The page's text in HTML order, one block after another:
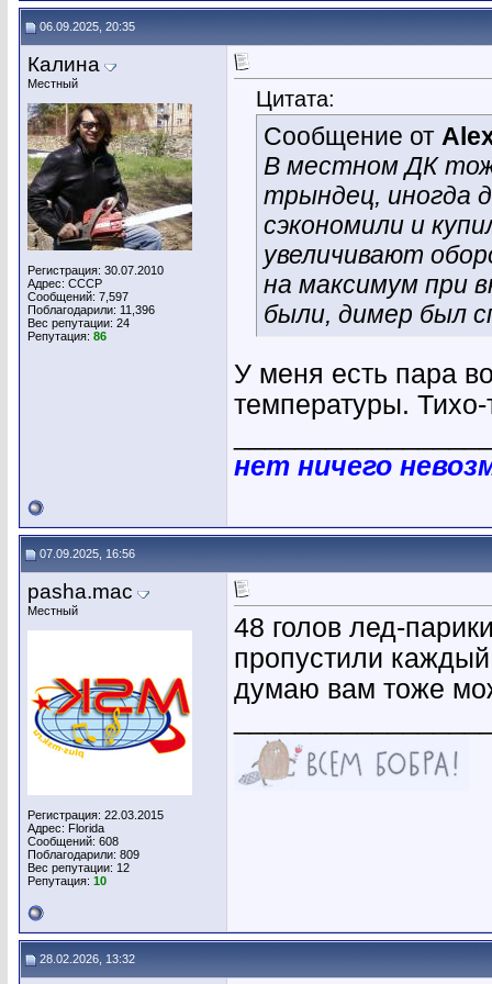
06.09.2025, 20:35
Калина
Местный
Регистрация: 30.07.2010
Адрес: СССР
Сообщений: 7,597
Поблагодарили: 11,396
Вес репутации: 24
Репутация: 86
Цитата:
Сообщение от
В местном ДК
трындец, иногда
сэкономили и
увеличивают
на максимум при
были, димер был
У меня есть пара
температуры.
нет ничего
07.09.2025, 16:56
pasha.mac
Местный
Регистрация: 22.03.2015
Адрес: Florida
Сообщений: 608
Поблагодарили: 809
Вес репутации: 12
Репутация: 10
48 голов лед-
пропустили
думаю вам тоже
28.02.2026, 13:32